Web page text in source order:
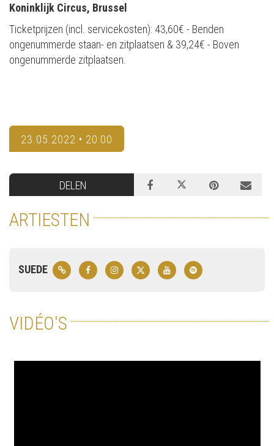
Koninklijk Circus, Brussel
Ticketprijzen (incl. servicekosten): 43,60€ - Benden
ongenummerde staan- en zitplaatsen & 39,24€ - Boven
ongenummerde zitplaatsen.
23.05.2022 • 20:00
DELEN
ARTIESTEN
SUEDE
VIDÉO'S